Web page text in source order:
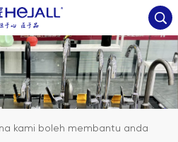
kami boleh membantu anda